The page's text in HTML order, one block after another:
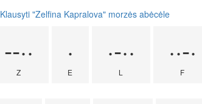
Klausyti "Zelfina Kapralova" morzės abėcėle
--··
Z
·
E
·-··
L
··-·
F